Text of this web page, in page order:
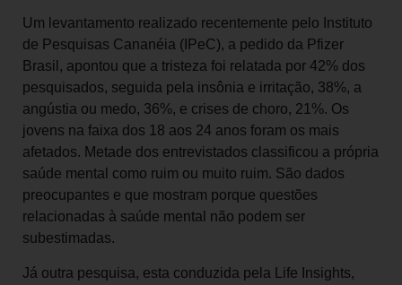
Um levantamento realizado recentemente pelo Instituto
de Pesquisas Cananéia (IPeC), a pedido da Pfizer
Brasil, apontou que a tristeza foi relatada por 42% dos
pesquisados, seguida pela insônia e irritação, 38%, a
angústia ou medo, 36%, e crises de choro, 21%. Os
jovens na faixa dos 18 aos 24 anos foram os mais
afetados. Metade dos entrevistados classificou a própria
saúde mental como ruim ou muito ruim. São dados
preocupantes e que mostram porque questões
relacionadas à saúde mental não podem ser
subestimadas.
Já outra pesquisa, esta conduzida pela Life Insights,